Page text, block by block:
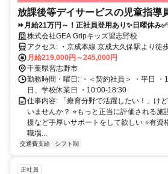
放課後等デイサービスの児童指導
⏩️月給21万円～！正社員登用あり✨日曜休み
株式会社GEA Gripキッズ習志野校
アクセス: ・京成本線 京成大久保駅より徒歩12分 ・京成本線 実籾駅
より徒歩18分 ・JR中央・総武線 幕張
月給219,000円～245,000円
千葉県習志野市
勤務時間・曜日: ・＜契約社員＞ ・平日
日、学校休業日 ・10:00-18:30
仕事内容: 「療育分野で活躍したい！」け
いませんか？ ⭐もっと正当に評価される施
援など手厚いサポートをして欲しい ⭐有資
職場...
交通費支給 シフト制
正社員